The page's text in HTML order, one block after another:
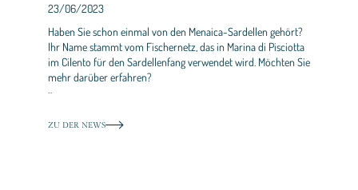
23/06/2023
Haben Sie schon einmal von den Menaica-Sardellen gehört?
Ihr Name stammt vom Fischernetz, das in Marina di Pisciotta
im Cilento für den Sardellenfang verwendet wird. Möchten Sie
mehr darüber erfahren?
ZU DER NEWS